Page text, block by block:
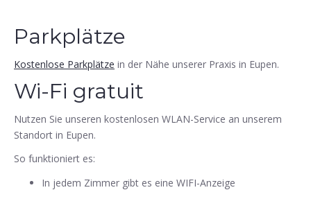
Parkplätze
Kostenlose Parkplätze in der Nähe unserer Praxis in Eupen.
Wi-Fi gratuit
Nutzen Sie unseren kostenlosen WLAN-Service an unserem
Standort in Eupen.
So funktioniert es:
In jedem Zimmer gibt es eine WIFI-Anzeige